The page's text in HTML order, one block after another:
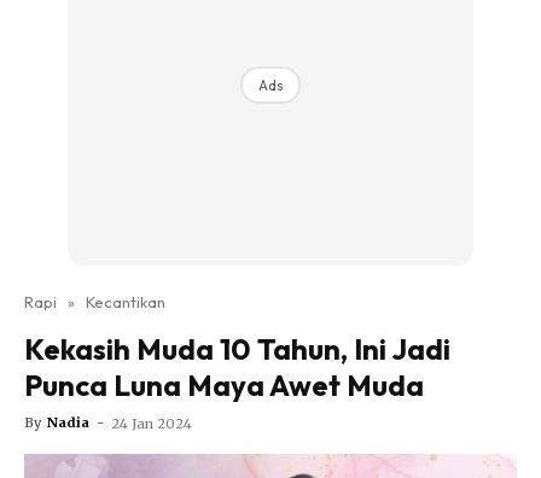
Login|Register
Nutrisi
Video
Fit Rapi
Ads
Rapi » Kecantikan
Kekasih Muda 10 Tahun, Ini Jadi
Punca Luna Maya Awet Muda
By Nadia - 24 Jan 2024